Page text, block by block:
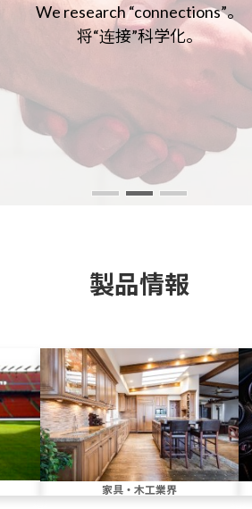
system
We research “connections”。
将“连接”科学化。
製品情報
家具・木工業界